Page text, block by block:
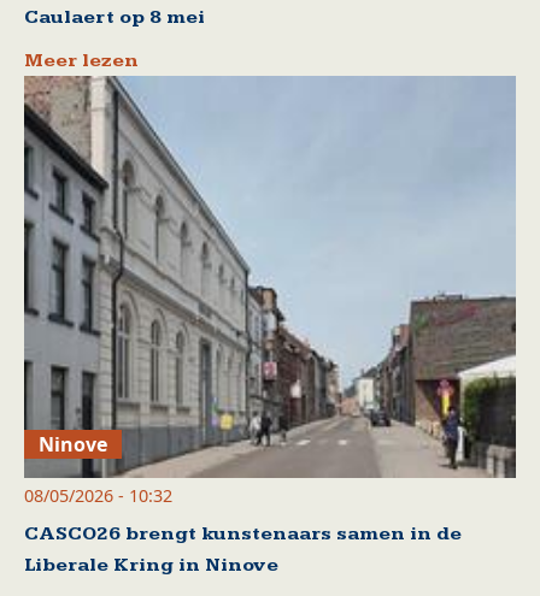
Caulaert op 8 mei
Meer lezen
Ninove
08/05/2026 - 10:32
CASCO26 brengt kunstenaars samen in de
Liberale Kring in Ninove